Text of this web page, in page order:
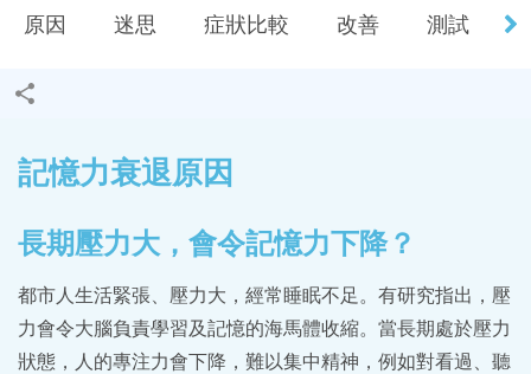
原因 迷思 症狀比較 改善 測試
記憶力衰退原因
長期壓力大，會令記憶力下降？
都市人生活緊張、壓力大，經常睡眠不足。有研究指出，壓
力會令大腦負責學習及記憶的海馬體收縮。當長期處於壓力
狀態，人的專注力會下降，難以集中精神，例如對看過、聽